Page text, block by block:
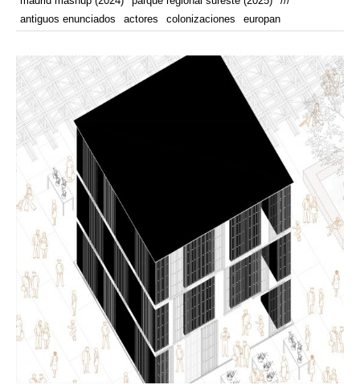
manchester mapeo marihuana mayfield
mercado
modular modulo
naturaleza negociaciones nucleos olivos paisaje
paisaje productivo paneles solares paragüas parking pasarelas
pintura plantas plegable private producción
productivo
pueblo de
colonización
regeneración
remolacha
retiro social
sociedad
sombra
sostenibilidad tejido
telas
temporalidad
temporeros tiempo tierra torre
torres trabajo trama urbana transporte turismo urbanismo
vegetación vegetacion vertedero viñedos vino visión
vision vivienda vivienda adosada vivienda en
vivienda minima vivienda social vivienda temporal
yoga
antiguos enunciados
actores colonizaciones europan